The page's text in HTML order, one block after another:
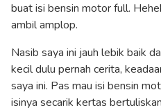
buat isi bensin motor full.
ambil amplop.
Nasib saya ini jauh lebik baik
kecil dulu pernah cerita,
saya ini. Pas mau isi bensin
isinya secarik kertas